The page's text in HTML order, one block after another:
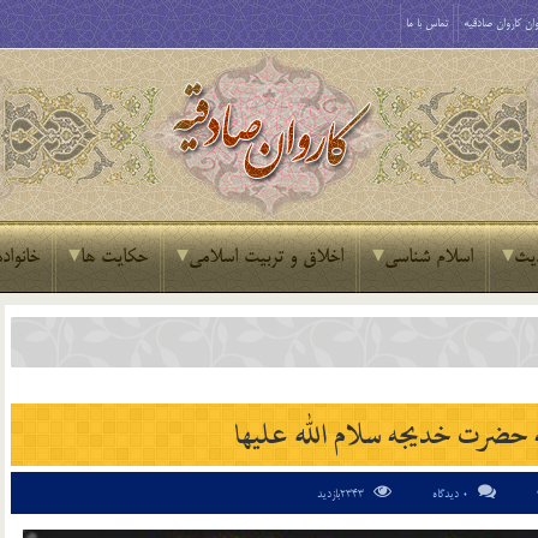
کاروان صادقیه تماس با ما
اسلام شناسی اخلاق و تربیت اسلامی حکایت ها
خدیجه سلام الله علیها
0 دیدگاه